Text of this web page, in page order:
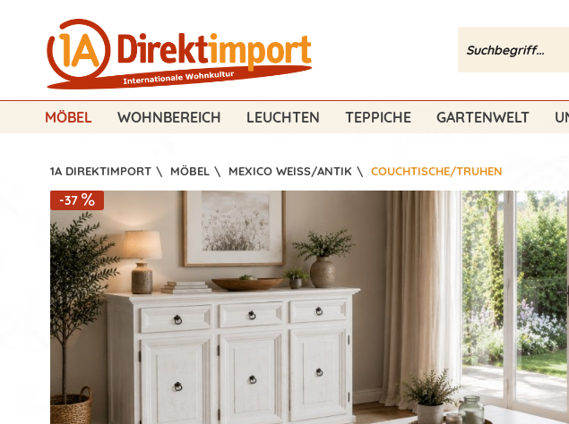
MÖBEL WOHNBEREICH LEUCHTEN TEPPICHE GARTENWELT
1A DIREKTIMPORT \ MÖBEL \ MEXICO WEISS/ANTIK \ COUCHTISCHE/TRUHEN
-37